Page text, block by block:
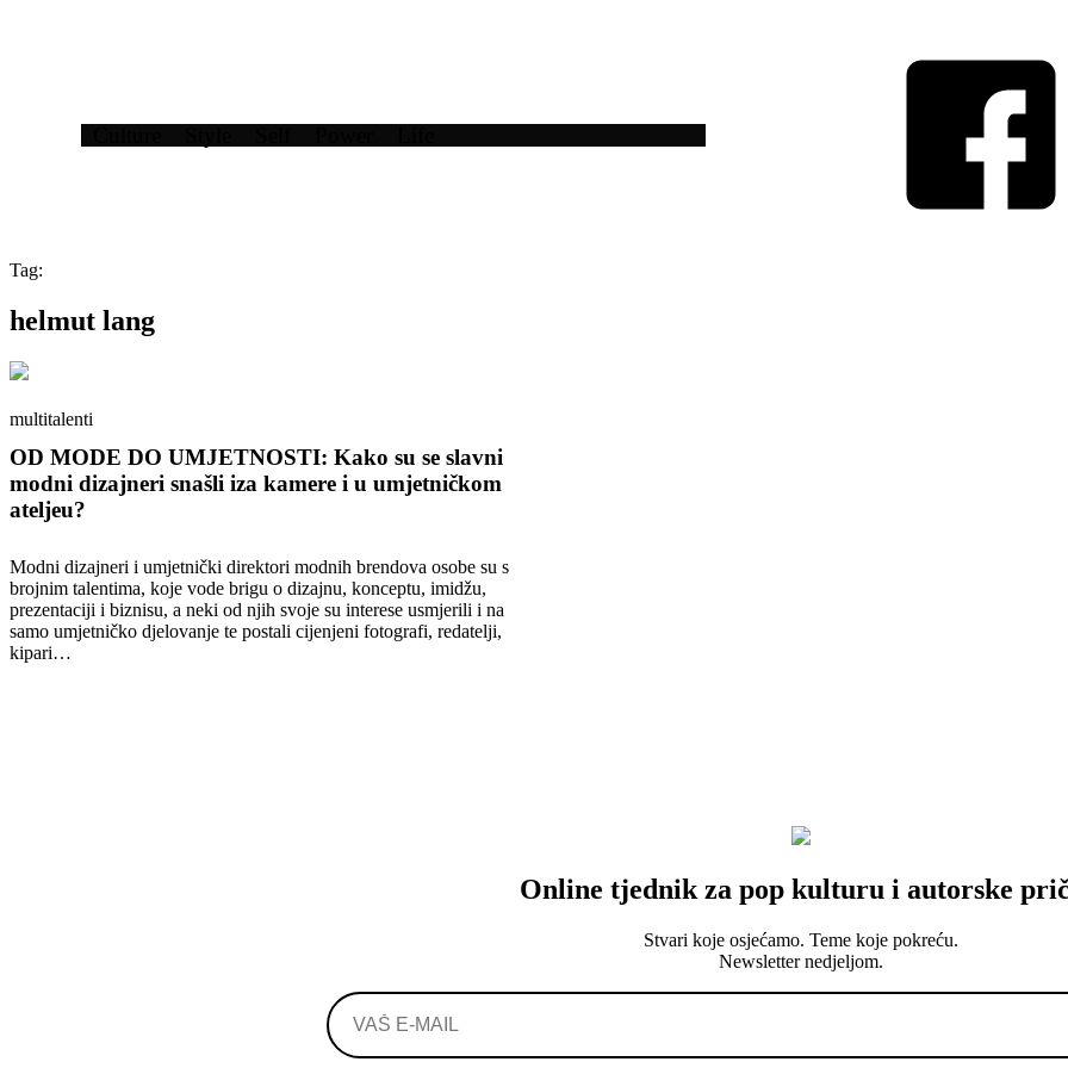
Tag:
helmut lang
multitalenti
OD MODE DO UMJETNOSTI: Kako su se slavni
modni dizajneri snašli iza kamere i u umjetničkom
ateljeu?
Modni dizajneri i umjetnički direktori modnih brendova osobe su s
brojnim talentima, koje vode brigu o dizajnu, konceptu, imidžu,
prezentaciji i biznisu, a neki od njih svoje su interese usmjerili i na
samo umjetničko djelovanje te postali cijenjeni fotografi, redatelji,
kipari…
Online tjednik za pop kulturu i autorske
Stvari koje osjećamo. Teme koje pokreću.
Newsletter nedjeljom.